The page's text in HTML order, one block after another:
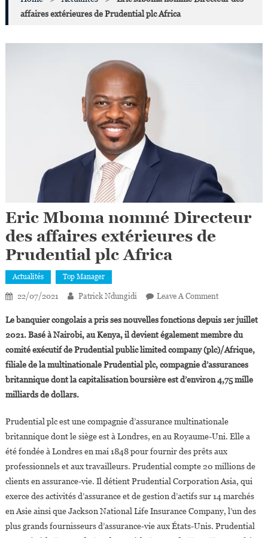
affaires extérieures de Prudential plc Africa
Eric Mboma nommé Directeur
des affaires extérieures de
Prudential plc Africa
Actualités Top Manager
22/07/2021 Patrick Ndungidi Leave A CommentOn
Mboma
Nommé
Directeur
Des
Affaires
Prudential
Plc
Le banquier congolais a pris ses nouvelles fonctions depuis 1er juillet
2021. Basé à Nairobi, au Kenya, il devient également membre du
comité exécutif de Prudential public limited company (plc)/Afrique,
filiale de la multinationale Prudential plc, compagnie d’assurances
britannique dont la capitalisation boursière est d’environ 4,75 mille
milliards de dollars.
Prudential plc est une compagnie d’assurance multinationale
britannique dont le siège est à Londres, en au Royaume-Uni. Elle a
été fondée à Londres en mai 1848 pour fournir des prêts aux
professionnels et aux travailleurs. Prudential compte 20 millions de
clients en assurance-vie. Il détient Prudential Corporation Asia, qui
exerce des activités d’assurance et de gestion d’actifs sur 14 marchés
en Asie ainsi que Jackson National Life Insurance Company, l’un des
plus grands fournisseurs d’assurance-vie aux États-Unis. Prudential